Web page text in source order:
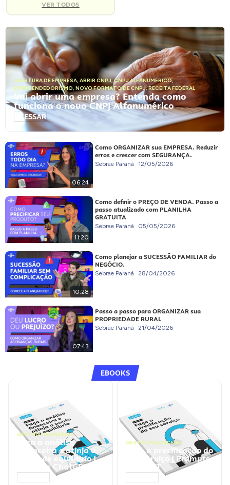
VER TODOS
ABERTURA DE EMPRESA, ABRIR CNPJ,CNPJ ALFANUMÉRICO,
EMPREENDEDORISMO, NOVO FORMATO DE CNPJ,RECEITA FEDERAL
Vai abrir uma empresa? Entenda como
funciona o novo CNPJ Alfanumérico
ACESSAR
06:24
Como ORGANIZAR sua EMPRESA. Reduzir
erros e crescer com SEGURANÇA.
Sebrae Paraná 12/05/2026
11:20
Como definir o PREÇO DE VENDA. Passo a
passo atualizado com PLANILHA
GRATUITA
Sebrae Paraná 05/05/2026
10:28
Como planejar a SUCESSÃO FAMILIAR do
NEGÓCIO.
Sebrae Paraná 28/04/2026
07:43
Passo a passo para ORGANIZAR sua
PROPRIEDADE RURAL
Sebrae Paraná 21/04/2026
EBOOKS
GESTÃO FINANCEIRA
Faça a análise
financeira e atinja o
ponto de equilíbrio |
Prompts ChatGPT
GESTÃO FINANCEIRA
Faça a precificação do
seu serviço | Prompts
ChatGPT